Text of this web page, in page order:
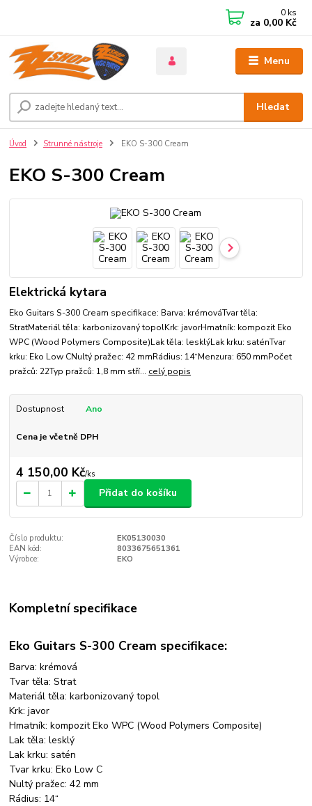
Menu
Hledat
0 ks
za 0,00 Kč
Úvod Strunné nástroje EKO S-300 Cream
EKO S-300 Cream
Elektrická kytara
Eko Guitars S-300 Cream specifikace: Barva: krémováTvar těla:
StratMateriál těla: karbonizovaný topolKrk: javorHmatník: kompozit Eko
WPC (Wood Polymers Composite)Lak těla: lesklýLak krku: saténTvar
krku: Eko Low CNultý pražec: 42 mmRádius: 14“Menzura: 650 mmPočet
pražců: 22Typ pražců: 1,8 mm stří... celý popis
Dostupnost Ano
Cena je včetně DPH
4 150,00 Kč/ks
Přidat do košíku
Číslo produktu:
EK05130030
EAN kód:
8033675651361
Výrobce:
EKO
Kompletní specifikace
Eko Guitars S-300 Cream specifikace:
Barva: krémová
Tvar těla: Strat
Materiál těla: karbonizovaný topol
Krk: javor
Hmatník: kompozit Eko WPC (Wood Polymers Composite)
Lak těla: lesklý
Lak krku: satén
Tvar krku: Eko Low C
Nultý pražec: 42 mm
Rádius: 14“